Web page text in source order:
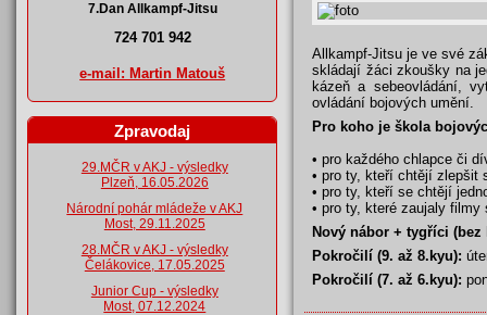
Allkampf-Jitsu je ve své
skládají žáci zkoušky na
kázeň a sebeovládání,
ovládání bojových umění.
Pro koho je škola
• pro každého chlapce či
• pro ty, kteří chtějí zlepšit
• pro ty, kteří se chtějí
• pro ty, které zaujaly
Nový nábor + tygříci (bez
Pokročilí (9. až 8.kyu):
Pokročilí (7. až 6.kyu):
7.Dan Allkampf-Jitsu
724 701 942
e-mail: Martin Matouš
Zpravodaj
29.MČR v AKJ - výsledky
Plzeň, 16.05.2026
Národní pohár mládeže v AKJ
Most, 29.11.2025
28.MČR v AKJ - výsledky
Čelákovice, 17.05.2025
Junior Cup - výsledky
Most, 07.12.2024